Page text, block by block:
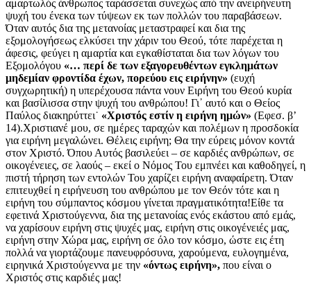
αμαρτωλός άνθρωπος ταράσσεται συνεχώς από την ανειρήνευτη
ψυχή του ένεκα των τύψεων εκ των πολλών του παραβάσεων.
Όταν αυτός δια της μετανοίας μεταστραφεί και δια της
εξομολογήσεως ελκύσει την χάριν του Θεού, τότε παρέχεται η
άφεσις, φεύγει η αμαρτία και εγκαθίσταται δια των λόγων του
Εξομολόγου «… περί δε των εξαγορευθέντων εγκλημάτων
μηδεμίαν φροντίδα έχων, πορεύου εις ειρήνην» (ευχή
συγχωρητική) η υπερέχουσα πάντα νουν Ειρήνη του Θεού κυρία
και βασίλισσα στην ψυχή του ανθρώπου! Γι᾿ αυτό και ο Θείος
Παύλος διακηρύττει˙ «Χριστός εστίν η ειρήνη ημών» (Εφεσ. β’
14).Χριστιανέ μου, σε ημέρες ταραχών και πολέμων η προσδοκία
για ειρήνη μεγαλώνει. Θέλεις ειρήνη; Θα την εύρεις μόνον κοντά
στον Χριστό. Όπου Αυτός βασιλεύει – σε καρδιές ανθρώπων, σε
οικογένειες, σε λαούς – εκεί ο Νόμος Του εμπνέει και καθοδηγεί, η
πιστή τήρηση των εντολών Του χαρίζει ειρήνη αναφαίρετη. Όταν
επιτευχθεί η ειρήνευση του ανθρώπου με τον Θεόν τότε και η
ειρήνη του σύμπαντος κόσμου γίνεται πραγματικότητα!Είθε τα
εφετινά Χριστούγεννα, δια της μετανοίας ενός εκάστου από εμάς,
να χαρίσουν ειρήνη στις ψυχές μας, ειρήνη στις οικογένειές μας,
ειρήνη στην Χώρα μας, ειρήνη σε όλο τον κόσμο, ώστε εις έτη
πολλά να γιορτάζουμε πανευφρόσυνα, χαρούμενα, ευλογημένα,
ειρηνικά Χριστούγεννα με την «όντως ειρήνη», που είναι ο
Χριστός στις καρδιές μας!